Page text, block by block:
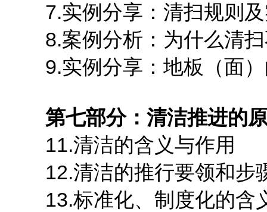
7.实例分享：清扫规则及
8.案例分析：为什么清扫
9.实例分享：地板（面）
第七部分：清洁推进的
11.清洁的含义与作用
12.清洁的推行要领和步
13.标准化、制度化的含